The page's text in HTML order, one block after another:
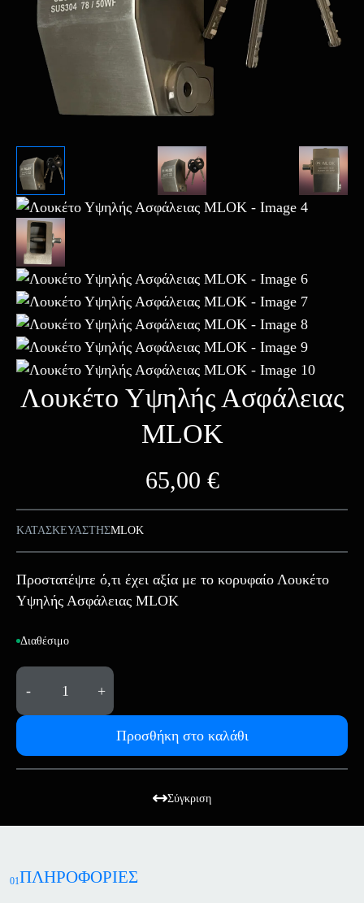
Λουκέτο Υψηλής Ασφάλειας
MLOK
65,00 €
ΚΑΤΑΣΚΕΥΑΣΤΗΣMLOK
Προστατέψτε ό,τι έχει αξία με το κορυφαίο Λουκέτο
Υψηλής Ασφάλειας MLOK
Διαθέσιμο
- +
Προσθήκη στο καλάθι
Σύγκριση
01ΠΛΗΡΟΦΟΡΙΕΣ